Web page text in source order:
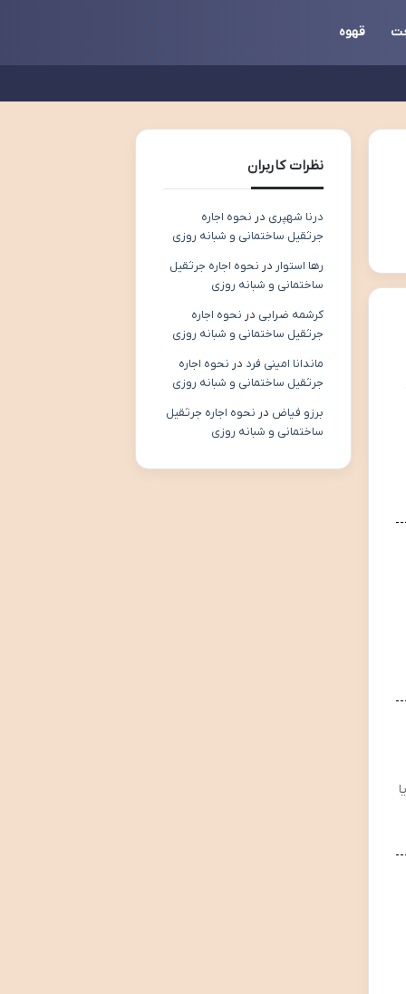
قهوه
نظرات کاربران
درنا شهپری در نحوه اجاره
جرثقیل ساختمانی و شبانه روزی
رها استوار در نحوه اجاره جرثقیل
ساختمانی و شبانه روزی
کرشمه ضرابی در نحوه اجاره
جرثقیل ساختمانی و شبانه روزی
ماندانا امینی فرد در نحوه اجاره
جرثقیل ساختمانی و شبانه روزی
برزو فیاض در نحوه اجاره جرثقیل
ساختمانی و شبانه روزی